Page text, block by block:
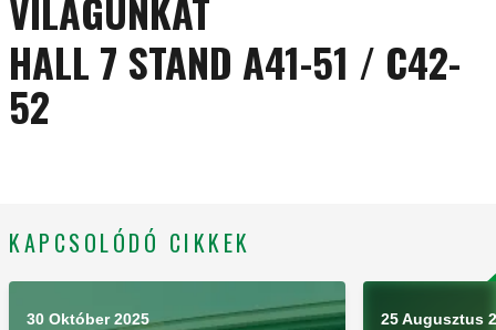
VILÁGUNKAT
HALL 7 STAND A41-51 / C42-
52
KAPCSOLÓDÓ CIKKEK
30 Október 2025 25 Augusztus